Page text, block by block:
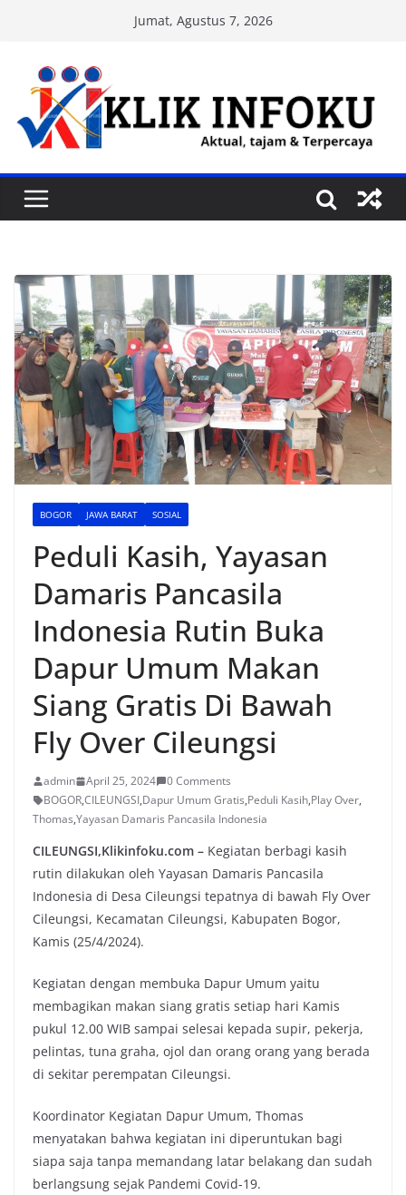
content
Jumat, Agustus 7, 2026
BOGOR JAWA BARAT SOSIAL
Peduli Kasih, Yayasan
Damaris Pancasila
Indonesia Rutin Buka
Dapur Umum Makan
Siang Gratis Di Bawah
Fly Over Cileungsi
admin April 25, 2024
0 Comments
BOGOR,CILEUNGSI,Dapur Umum Gratis,Peduli Kasih,Play Over,
Thomas,Yayasan Damaris Pancasila Indonesia
CILEUNGSI,Klikinfoku.com – Kegiatan berbagi kasih
rutin dilakukan oleh Yayasan Damaris Pancasila
Indonesia di Desa Cileungsi tepatnya di bawah Fly Over
Cileungsi, Kecamatan Cileungsi, Kabupaten Bogor,
Kamis (25/4/2024).
Kegiatan dengan membuka Dapur Umum yaitu
membagikan makan siang gratis setiap hari Kamis
pukul 12.00 WIB sampai selesai kepada supir, pekerja,
pelintas, tuna graha, ojol dan orang orang yang berada
di sekitar perempatan Cileungsi.
Koordinator Kegiatan Dapur Umum, Thomas
menyatakan bahwa kegiatan ini diperuntukan bagi
siapa saja tanpa memandang latar belakang dan sudah
berlangsung sejak Pandemi Covid-19.